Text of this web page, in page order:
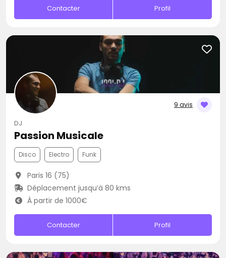
Contacter Profil
9 avis
DJ
Passion Musicale
Disco Electro Funk
Paris 16 (75)
Déplacement jusqu’à 80 kms
À partir de 1000€
Contacter Profil